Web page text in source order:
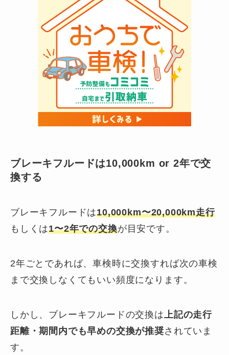
ブレーキフルードは10,000km or 2年で交
換する
ブレーキフルードは10,000km〜20,000km走行
もしくは1〜2年での交換が目安です。
2年ごとであれば、車検時に交換すれば次の車検
まで交換しなくてもいい頻度になります。
しかし、ブレーキフルードの交換は 上記の走行
距離・期間内でも早めの交換が推奨されていま
す。